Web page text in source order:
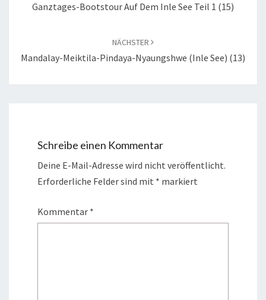
Ganztages-Bootstour Auf Dem Inle See Teil 1 (15)
NÄCHSTER
Mandalay-Meiktila-Pindaya-Nyaungshwe (Inle See) (13)
Schreibe einen Kommentar
Deine E-Mail-Adresse wird nicht veröffentlicht.
Erforderliche Felder sind mit * markiert
Kommentar *